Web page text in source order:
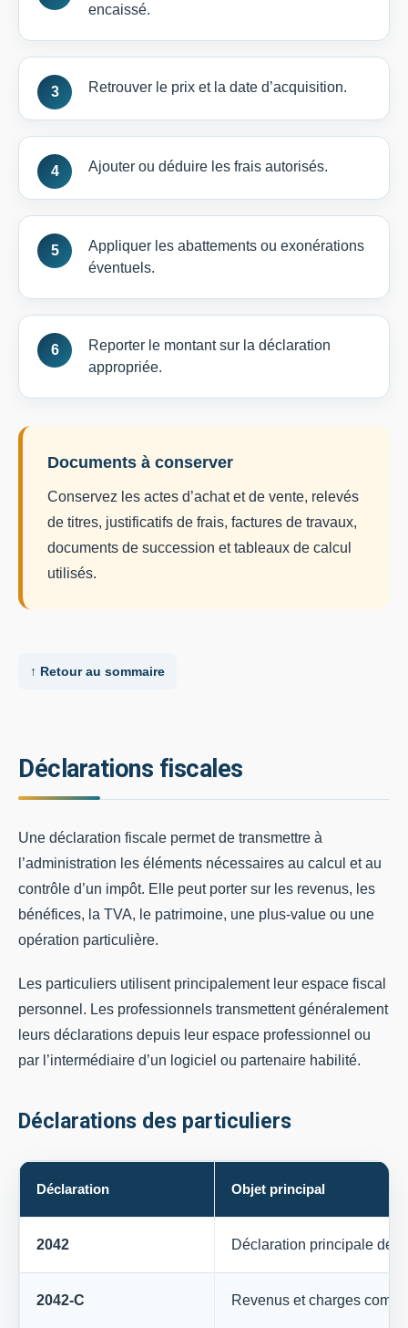
encaissé.
Retrouver le prix et la date d’acquisition.
Ajouter ou déduire les frais autorisés.
Appliquer les abattements ou exonérations
éventuels.
Reporter le montant sur la déclaration
appropriée.
Documents à conserver
Conservez les actes d’achat et de vente, relevés
de titres, justificatifs de frais, factures de travaux,
documents de succession et tableaux de calcul
utilisés.
↑ Retour au sommaire
Déclarations fiscales
Une déclaration fiscale permet de transmettre à
l’administration les éléments nécessaires au calcul et au
contrôle d’un impôt. Elle peut porter sur les revenus, les
bénéfices, la TVA, le patrimoine, une plus-value ou une
opération particulière.
Les particuliers utilisent principalement leur espace fiscal
personnel. Les professionnels transmettent généralement
leurs déclarations depuis leur espace professionnel ou
par l’intermédiaire d’un logiciel ou partenaire habilité.
Déclarations des particuliers
Déclaration Objet principal
2042 Déclaration principale des
2042-C Revenus et charges